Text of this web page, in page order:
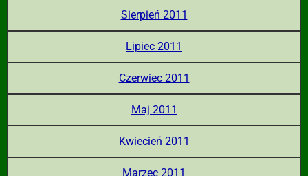
Sierpień 2011
Lipiec 2011
Czerwiec 2011
Maj 2011
Kwiecień 2011
Marzec 2011